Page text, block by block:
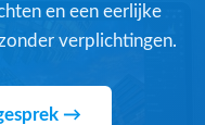
en een eerlijke
verplichtingen.
→